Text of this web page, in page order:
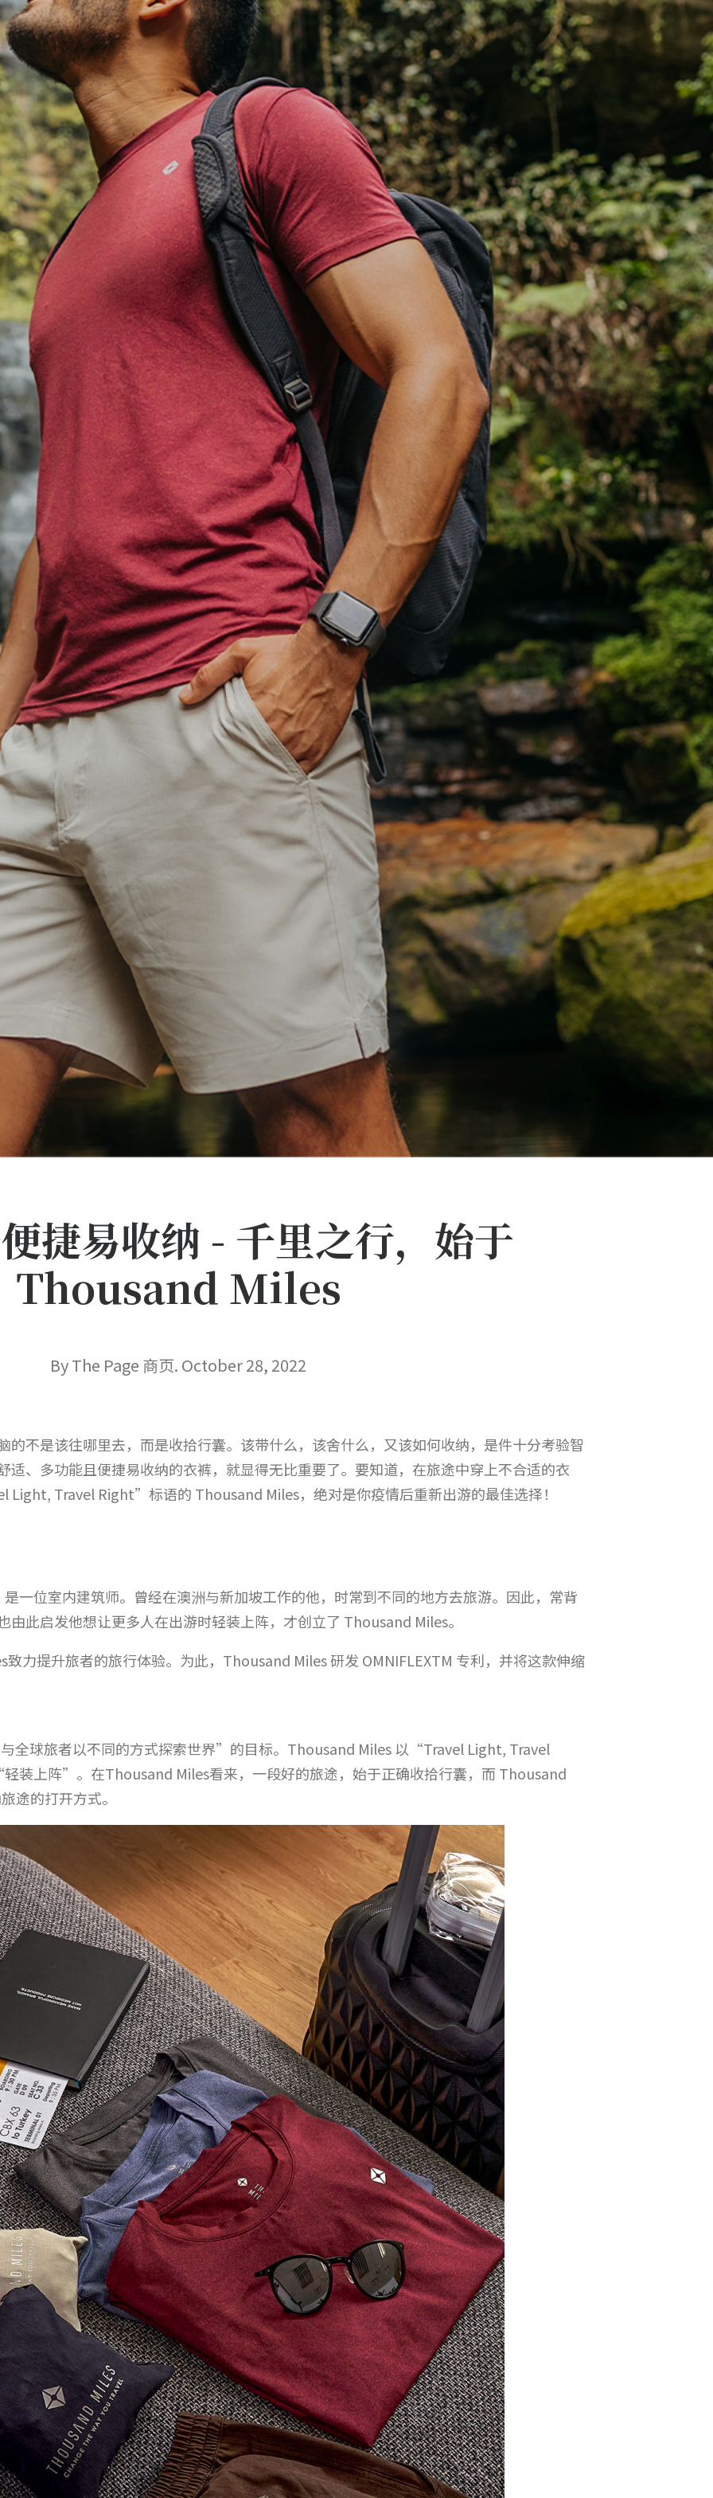
捷易收纳 - 千里之行，始于
Thousand Miles
By The Page 商页. October 28, 2022
的不是该往哪里去，而是收拾行囊。该带什么，该舍什么，又该如何收纳，是件十分考验智
适、多功能且便捷易收纳的衣裤，就显得无比重要了。要知道，在旅途中穿上不合适的衣
Travel Right”标语的 Thousand Miles，绝对是你疫情后重新出游的最佳选择！
一位室内建筑师。曾经在澳洲与新加坡工作的他，时常到不同的地方去旅游。因此，常背
此启发他想让更多人在出游时轻装上阵，才创立了 Thousand Miles。
力提升旅者的旅行体验。为此，Thousand Miles 研发 OMNIFLEXTM 专利，并将这款伸缩
全球旅者以不同的方式探索世界”的目标。Thousand Miles 以“Travel Light, Travel
装上阵”。在Thousand Miles看来，一段好的旅途，始于正确收拾行囊，而 Thousand
途的打开方式。